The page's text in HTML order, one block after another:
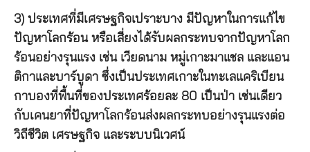
3) ประเทศที่มีเศรษฐกิจเปราะบาง มีปัญหาในการแก้ไข
ปัญหาโลกร้อน หรือเสี่ยงได้รับผลกระทบจากปัญหาโลก
ร้อนอย่างรุนแรง เช่น เวียดนาม หมู่เกาะมาแชล และแอน
ติกาและบาร์บูดา ซึ่งเป็นประเทศเกาะในทะเลแคริเบียน
กาบองที่พื้นที่ของประเทศร้อยละ 80 เป็นป่า เช่นเดียว
กับเคนยาที่ปัญหาโลกร้อนส่งผลกระทบอย่างรุนแรงต่อ
วิถีชีวิต เศรษฐกิจ และระบบนิเวศน์